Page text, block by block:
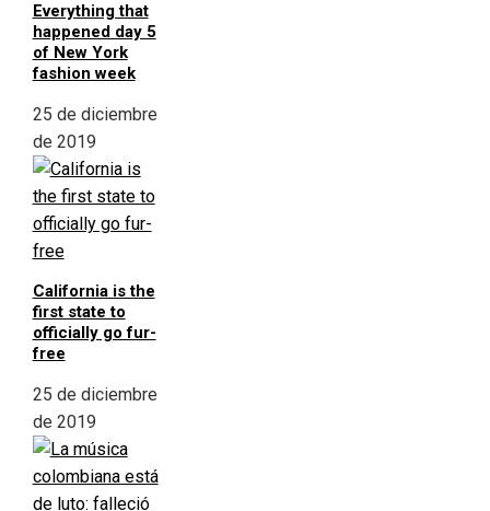
Everything that
happened day 5
of New York
fashion week
25 de diciembre
de 2019
California is the
first state to
officially go fur-
free
25 de diciembre
de 2019